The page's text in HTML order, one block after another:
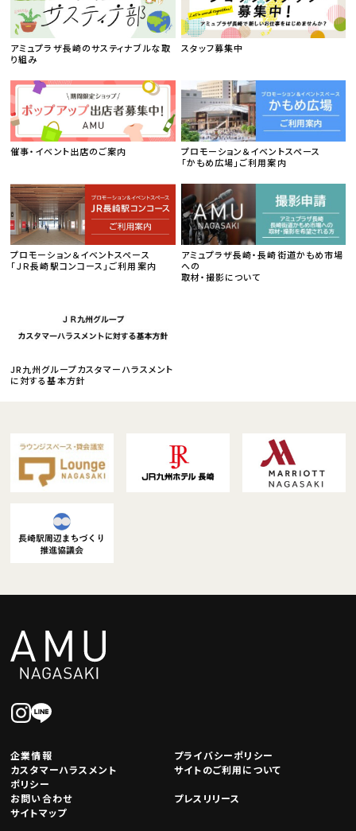
アミュプラザ長崎のサスティナブルな取
り組み
スタッフ募集中
催事・イベント出店のご案内
プロモーション＆イベントスペース
「かもめ広場」ご利用案内
プロモーション＆イベントスペース
「ＪＲ長崎駅コンコース」ご利用案内
アミュプラザ長崎・長崎街道かもめ市場
への
取材・撮影について
JR九州グループカスタマーハラスメント
に対する基本方針
企業情報
プライバシーポリシー
カスタマーハラスメント
ポリシー
サイトのご利用について
お問い合わせ
プレスリリース
サイトマップ